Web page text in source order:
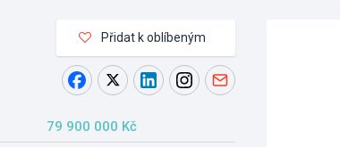
Přidat k oblíbeným
79 900 000 Kč